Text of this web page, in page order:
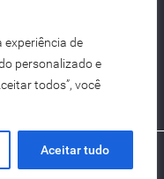
de
personalizado e
todos”, você
Aceitar tudo
BH - Digital Pixel